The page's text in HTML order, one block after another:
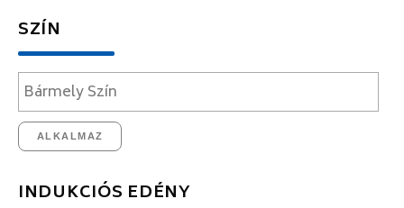
SZÍN
ALKALMAZ
INDUKCIÓS EDÉNY